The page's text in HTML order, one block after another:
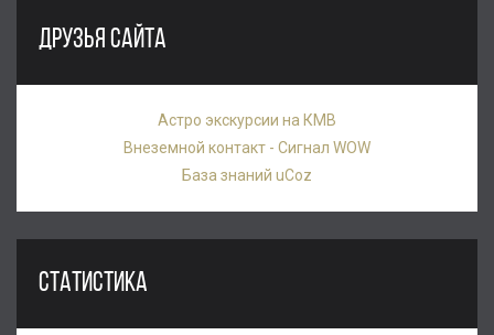
ДРУЗЬЯ САЙТА
Астро экскурсии на КМВ
Внеземной контакт - Сигнал WOW
База знаний uCoz
СТАТИСТИКА